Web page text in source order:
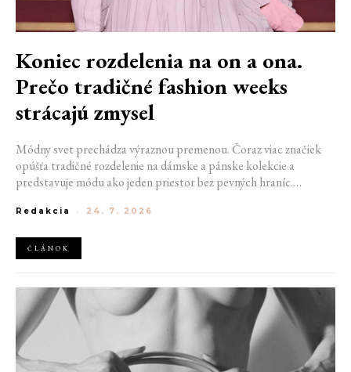
Koniec rozdelenia na on a ona.
Prečo tradičné fashion weeks
strácajú zmysel
Módny svet prechádza výraznou premenou. Čoraz viac značiek
opúšťa tradičné rozdelenie na dámske a pánske kolekcie a
predstavuje módu ako jeden priestor bez pevných hraníc.
udržateľnosť naznačujú, že klasické týždne módy môžu čoskoro
Redakcia - 24. 7. 2026
ČLÁNOK